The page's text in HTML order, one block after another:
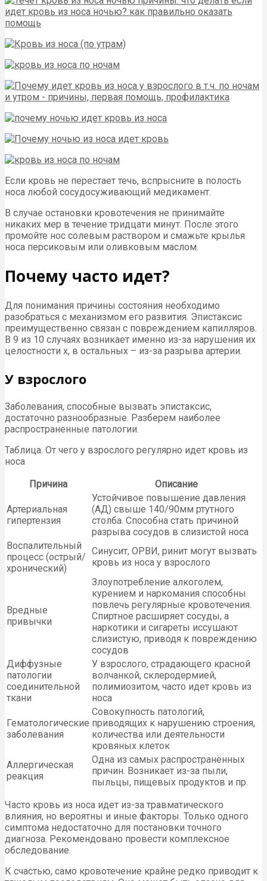
Если кровь не перестает течь, вспрысните в полость
носа любой сосудосуживающий медикамент.
В случае остановки кровотечения не принимайте
никаких мер в течение тридцати минут. После этого
промойте нос солевым раствором и смажьте крылья
носа персиковым или оливковым маслом.
Почему часто идет?
Для понимания причины состояния необходимо
разобраться с механизмом его развития. Эпистаксис
преимущественно связан с повреждением капилляров.
В 9 из 10 случаях возникает именно из-за нарушения их
целостности х, в остальных – из-за разрыва артерии.
У взрослого
Заболевания, способные вызвать эпистаксис,
достаточно разнообразные. Разберем наиболее
распространенные патологии.
Таблица. От чего у взрослого регулярно идет кровь из
носа
Причина
Описание
Артериальная
гипертензия
Устойчивое повышение давления
(АД) свыше 140/90мм ртутного
столба. Способна стать причиной
разрыва сосудов в слизистой носа
Воспалительный
процесс (острый/
хронический)
Синусит, ОРВИ, ринит могут вызвать
кровь из носа у взрослого
Вредные
привычки
Злоупотребление алкоголем,
курением и наркомания способны
повлечь регулярные кровотечения.
Спиртное расширяет сосуды, а
наркотики и сигареты иссушают
слизистую, приводя к повреждению
сосудов
Диффузные
патологии
соединительной
ткани
У взрослого, страдающего красной
волчанкой, склеродермией,
полимиозитом, часто идет кровь из
носа
Гематологические
заболевания
Совокупность патологий,
приводящих к нарушению строения,
количества или деятельности
кровяных клеток
Аллергическая
реакция
Одна из самых распространённых
причин. Возникает из-за пыли,
пыльцы, пищевых продуктов и пр.
Часто кровь из носа идет из-за травматического
влияния, но вероятны и иные факторы. Только одного
симптома недостаточно для постановки точного
диагноза. Рекомендовано провести комплексное
обследование.
К счастью, само кровотечение крайне редко приводит к